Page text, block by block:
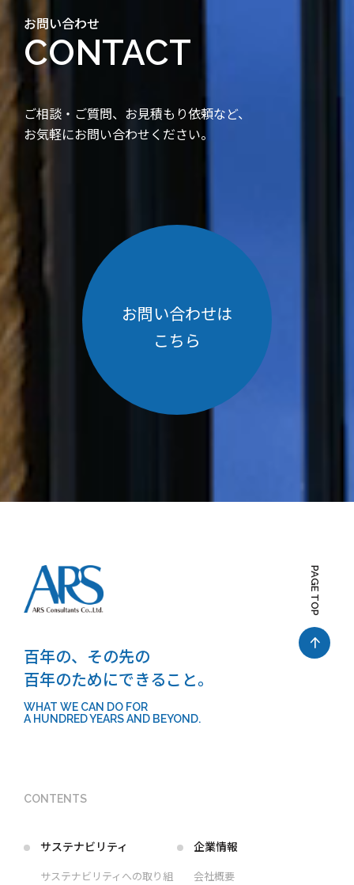
お問い合わせ
CONTACT
ご相談・ご質問、お見積もり依頼など、
お気軽にお問い合わせください。
お問い合わせは
こちら
PAGE TOP
百年の、その先の
百年のためにできること。
WHAT WE CAN DO FOR
A HUNDRED YEARS AND BEYOND.
CONTENTS
サステナビリティ
サステナビリティへの取り組
企業情報
会社概要